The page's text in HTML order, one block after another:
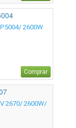
2600W
Comprar
2670/ 2600W/